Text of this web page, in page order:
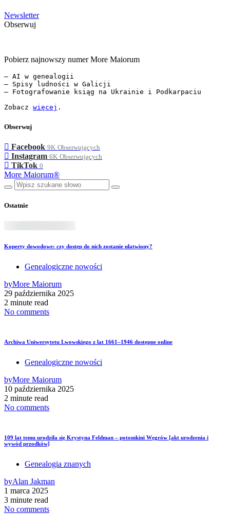
Newsletter
Obserwuj
Pobierz najnowszy numer More Maiorum
— AI w genealogii
— Spisy ludności w Galicji
— Fotografowanie ksiąg na Ukrainie i Podkarpaciu
Zobacz więcej .
Obserwuj
Facebook 9K Obserwujących
Instagram 6K Obserwujących
TikTok 0
More Maiorum®
Ostatnie
Koperty dowodowe: czy dostęp do nich zostanie ułatwiony?
Genealogiczne nowości
byMore Maiorum
29 października 2025
2 minute read
No comments
Archiwa Uniwersytetu Lwowskiego z lat 1661–1946 dostępne online
Genealogiczne nowości
byMore Maiorum
10 października 2025
2 minute read
No comments
109 lat temu urodziła się Krystyna Feldman – potomkini Węgrów [akt urodzenia i
wywód przodków]
Genealogia znanych
byAlan Jakman
1 marca 2025
3 minute read
No comments